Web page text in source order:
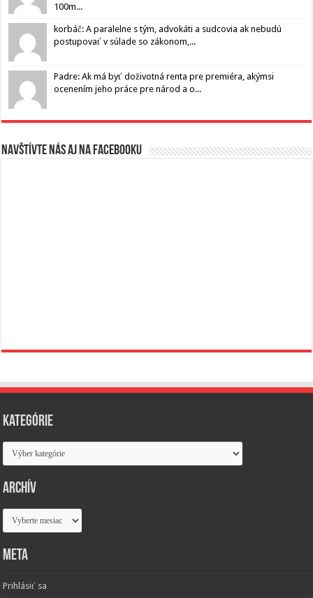
100m...
korbáč: A paralelne s tým, advokáti a sudcovia ak nebudú
postupovať v súlade so zákonom,...
Padre: Ak má byť doživotná renta pre premiéra, akýmsi
ocenením jeho práce pre národ a o...
Navštívte nás aj na Facebooku
Kategórie
Kategórie
Archív
Archív
Meta
Prihlásiť sa